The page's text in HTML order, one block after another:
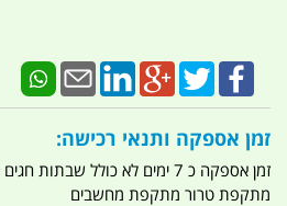
זמן אספקה ותנאי רכישה:
זמן אספקה כ 7 ימים לא כולל
מתקפת טרור מתקפת מחשבים